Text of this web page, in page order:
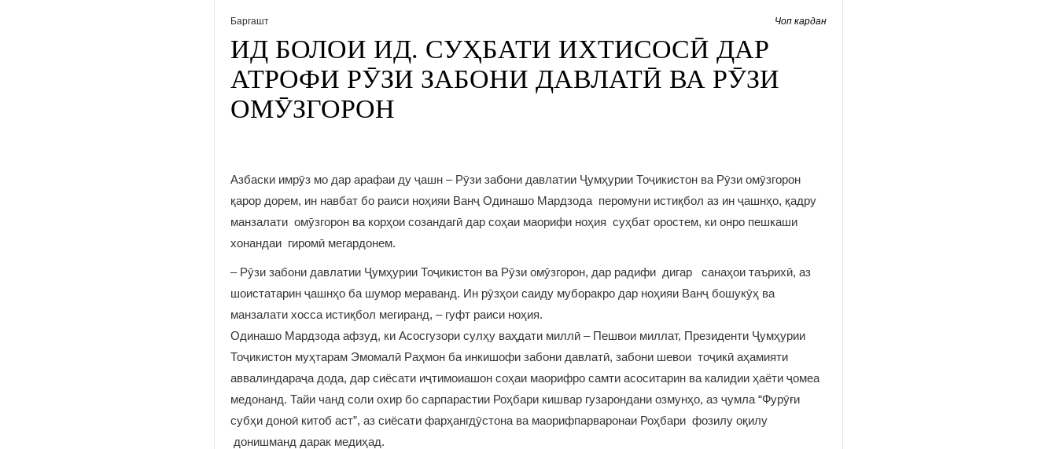
Баргашт Чоп кардан
ИД БОЛОИ ИД. СУҲБАТИ ИХТИСОСӢ ДАР
АТРОФИ РӮЗИ ЗАБОНИ ДАВЛАТӢ ВА РӮЗИ
ОМӮЗГОРОН
Азбаски имрӯз мо дар арафаи ду ҷашн – Рӯзи забони давлатии Ҷумҳурии Тоҷикистон ва Рӯзи омӯзгорон
қарор дорем, ин навбат бо раиси ноҳияи Ванҷ Одинашо Мардзода перомуни истиқбол аз ин ҷашнҳо, қадру
манзалати омӯзгорон ва корҳои созандагӣ дар соҳаи маорифи ноҳия суҳбат оростем, ки онро пешкаши
хонандаи гиромӣ мегардонем.
– Рӯзи забони давлатии Ҷумҳурии Тоҷикистон ва Рӯзи омӯзгорон, дар радифи дигар санаҳои таърихӣ, аз
шоистатарин ҷашнҳо ба шумор мераванд. Ин рӯзҳои саиду муборакро дар ноҳияи Ванҷ бошукӯҳ ва
манзалати хосса истиқбол мегиранд, – гуфт раиси ноҳия.
Одинашо Мардзода афзуд, ки Асосгузори сулҳу ваҳдати миллӣ – Пешвои миллат, Президенти Ҷумҳурии
Тоҷикистон муҳтарам Эмомалӣ Раҳмон ба инкишофи забони давлатӣ, забони шевои тоҷикӣ аҳамияти
аввалиндараҷа дода, дар сиёсати иҷтимоиашон соҳаи маорифро самти асоситарин ва калидии ҳаёти ҷомеа
медонанд. Тайи чанд соли охир бо сарпарастии Роҳбари кишвар гузарондани озмунҳо, аз ҷумла “Фурӯғи
субҳи доноӣ китоб аст”, аз сиёсати фарҳангдӯстона ва маорифпарваронаи Роҳбари фозилу оқилу
донишманд дарак медиҳад.